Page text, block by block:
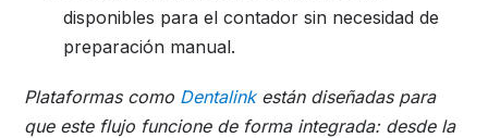
disponibles para el contador sin necesidad de
preparación manual.
Plataformas como Dentalinkestán diseñadas para
que este flujo funcione de forma integrada: desde la